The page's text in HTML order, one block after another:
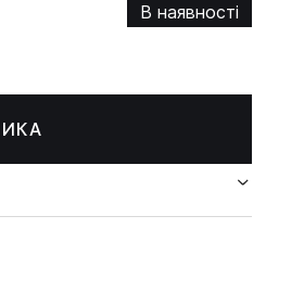
В наявності